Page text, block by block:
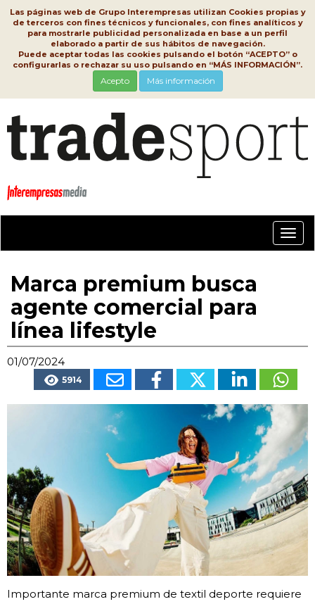
Las páginas web de Grupo Interempresas utilizan Cookies propias y
de terceros con fines técnicos y funcionales, con fines analíticos y
para mostrarle publicidad personalizada en base a un perfil
elaborado a partir de sus hábitos de navegación.
Puede aceptar todas las cookies pulsando el botón “ACEPTO” o
configurarlas o rechazar su uso pulsando en “MÁS INFORMACIÓN”.
Acepto Más información
Marca premium busca
agente comercial para
línea lifestyle
01/07/2024
5914
Importante marca premium de textil deporte requiere